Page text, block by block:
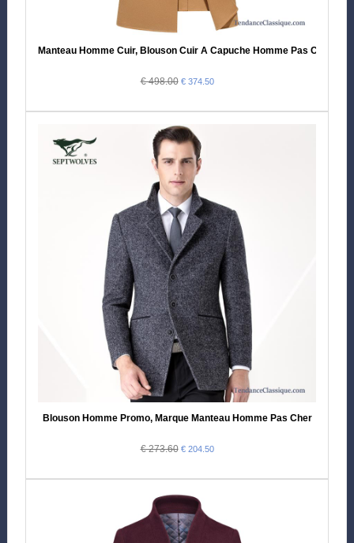
Manteau Homme Cuir, Blouson Cuir A Capuche Homme Pas Cher
€ 498.00 € 374.50
Blouson Homme Promo, Marque Manteau Homme Pas Cher
€ 273.60 € 204.50